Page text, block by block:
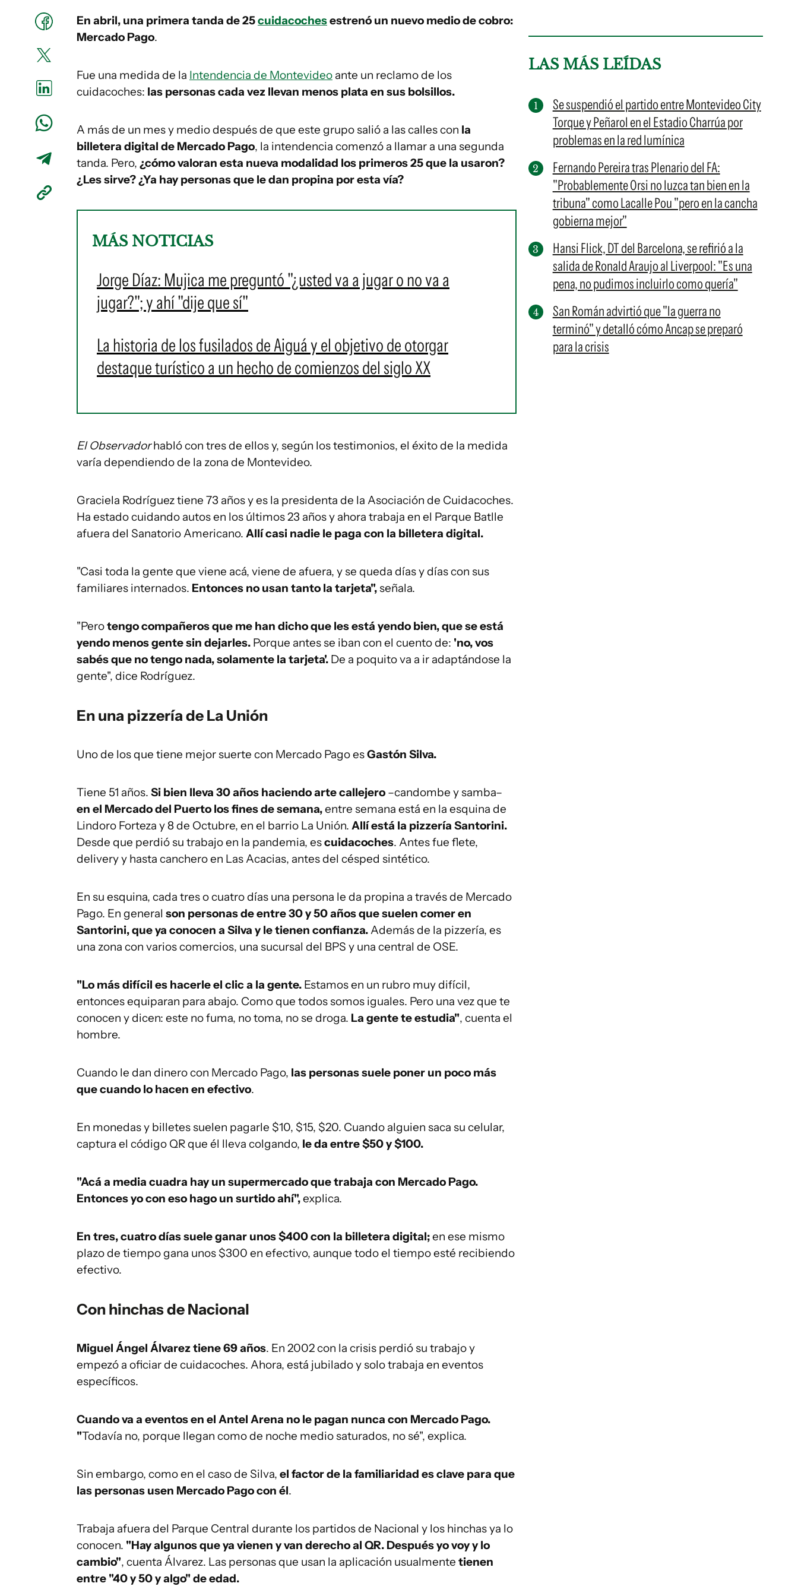
En abril, una primera tanda de 25cuidacochesestrenó un nuevo medio de cobro:
Mercado Pago.
Fue una medida de la Intendencia de Montevideo ante un reclamo de los
cuidacoches: las personas cada vez llevan menos plata en sus bolsillos.
A más de un mes y medio después de que este grupo salió a las calles con la
billetera digital de Mercado Pago, la intendencia comenzó a llamar a una segunda
tanda. Pero, ¿cómo valoran esta nueva modalidad los primeros 25 que la usaron?
¿Les sirve? ¿Ya hay personas que le dan propina por esta vía?
MÁS NOTICIAS
Jorge Díaz: Mujica me preguntó "¿usted va a jugar o no va a
jugar?"; y ahí "dije que sí"
La historia de los fusilados de Aiguá y el objetivo de otorgar
destaque turístico a un hecho de comienzos del siglo XX
El Observadorhabló con tres de ellos y, según los testimonios, el éxito de la medida
varía dependiendo de la zona de Montevideo.
Graciela Rodríguez tiene 73 años y es la presidenta de la Asociación de Cuidacoches.
Ha estado cuidando autos en los últimos 23 años y ahora trabaja en el Parque Batlle
afuera del Sanatorio Americano. Allí casi nadie le paga con la billetera digital.
"Casi toda la gente que viene acá, viene de afuera, y se queda días y días con sus
familiares internados. Entonces no usan tanto la tarjeta",señala.
"Perotengo compañeros que me han dicho que les está yendo bien, que se está
yendo menos gente sin dejarles. Porque antes se iban con el cuento de: 'no, vos
sabés que no tengo nada, solamente la tarjeta'. De a poquito va a ir adaptándose la
gente", dice Rodríguez.
En una pizzería de La Unión
Uno de los que tiene mejor suerte con Mercado Pago esGastón Silva.
Tiene 51 años. Si bien lleva 30 años haciendo arte callejero –candombe y samba–
en el Mercado del Puerto los fines de semana,entre semana está en la esquina de
Lindoro Forteza y 8 de Octubre, en el barrio La Unión. Allí está la pizzería Santorini.
Desde que perdió su trabajo en la pandemia, escuidacoches. Antes fue flete,
delivery y hasta canchero en Las Acacias, antes del césped sintético.
En su esquina, cada tres o cuatro días una persona le da propina a través de Mercado
Pago. En general son personas de entre 30 y 50 años que suelen comer en
Santorini, que ya conocen a Silva y le tienen confianza.Además de la pizzería, es
una zona con varios comercios, una sucursal del BPS y una central de OSE.
"Lo más difícil es hacerle el clic a la gente. Estamos en un rubro muy difícil,
entonces equiparan para abajo. Como que todos somos iguales. Pero una vez que te
conocen y dicen: este no fuma, no toma, no se droga. La gente te estudia", cuenta el
hombre.
Cuando le dan dinero con Mercado Pago, las personas suele poner un poco más
que cuando lo hacen en efectivo.
En monedas y billetes suelen pagarle $10, $15, $20. Cuando alguien saca su celular,
captura el código QR que él lleva colgando, le da entre $50 y $100.
"Acá a media cuadra hay un supermercado que trabaja con Mercado Pago.
Entonces yo con eso hago un surtido ahí",explica.
En tres, cuatro días suele ganar unos $400 con la billetera digital;en ese mismo
plazo de tiempo gana unos $300 en efectivo, aunque todo el tiempo esté recibiendo
efectivo.
Con hinchas de Nacional
Miguel Ángel Álvarez tiene 69 años. En 2002 con la crisis perdió su trabajo y
empezó a oficiar de cuidacoches. Ahora, está jubilado y solo trabaja en eventos
específicos.
Cuando va a eventos en el Antel Arena no le pagan nunca con Mercado Pago.
"Todavía no, porque llegan como de noche medio saturados, no sé", explica.
Sin embargo, como en el caso de Silva, el factor de la familiaridad es clave para que
las personas usen Mercado Pago con él.
Trabaja afuera del Parque Central durante los partidos de Nacional y los hinchas ya lo
conocen. "Hay algunos que ya vienen y van derecho al QR. Después yo voy y lo
cambio", cuenta Álvarez. Las personas que usan la aplicación usualmente tienen
entre "40 y 50 y algo" de edad.
LAS MÁS LEÍDAS
Se suspendió el partido entre Montevideo City
Torque y Peñarol en el Estadio Charrúa por
problemas en la red lumínica
Fernando Pereira tras Plenario del FA:
"Probablemente Orsi no luzca tan bien en la
tribuna" como Lacalle Pou "pero en la cancha
gobierna mejor"
Hansi Flick, DT del Barcelona, se refirió a la
salida de Ronald Araujo al Liverpool: "Es una
pena, no pudimos incluirlo como quería"
San Román advirtió que "la guerra no
terminó" y detalló cómo Ancap se preparó
para la crisis